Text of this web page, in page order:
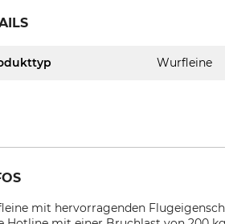
Wurfleine
mit hervorragenden